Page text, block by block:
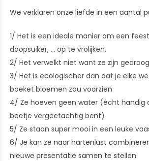
We verklaren onze liefde in een aantal
1/ Het is een ideale manier om een
doopsuiker, ... op te vrolijken.
2/ Het verwelkt niet want ze zijn
3/ Het is ecologischer dan dat je elke
boeket bloemen zou voorzien
4/ Ze hoeven geen water (écht handig
beetje vergeetachtig bent)
5/ Ze staan super mooi in een leuke
6/ Je kan ze naar hartenlust
nieuwe presentatie samen te stellen